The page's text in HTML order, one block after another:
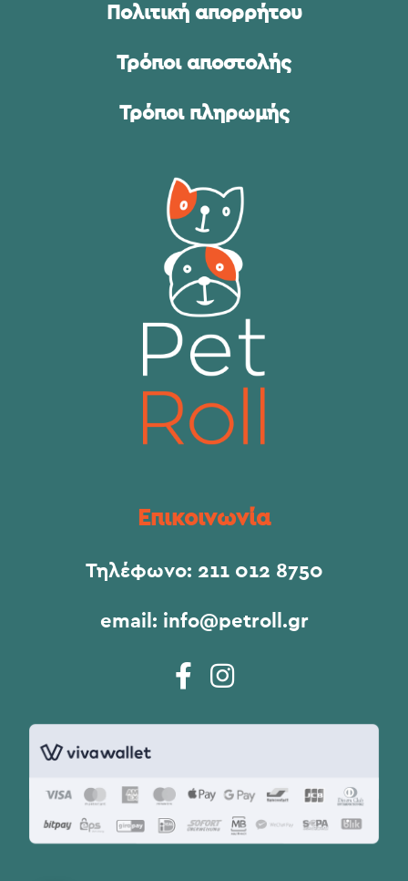
Πολιτική απορρήτου
Τρόποι αποστολής
Τρόποι πληρωμής
Επικοινωνία
Τηλέφωνο: 211 012 8750
email: info@petroll.gr